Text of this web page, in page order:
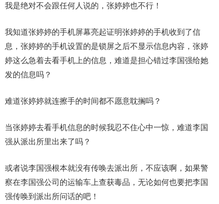
我是绝对不会跟任何人说的，张婷婷也不行！
我知道张婷婷的手机屏幕亮起证明张婷婷的手机收到了信
息，张婷婷的手机设置的是锁屏之后不显示信息内容，张婷
婷这么急着去看手机上的信息，难道是担心错过李国强给她
发的信息吗？
难道张婷婷就连擦手的时间都不愿意耽搁吗？
当张婷婷去看手机信息的时候我忍不住心中一惊，难道李国
强从派出所里出来了吗？
或者说李国强根本就没有传唤去派出所，不应该啊，如果警
察在李国强公司的运输车上查获毒品，无论如何也要把李国
强传唤到派出所问话的吧！